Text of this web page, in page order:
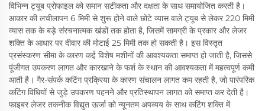
विभिन्न ट्यूब प्रोफाइल को समान सटीकता और दक्षता के साथ समायोजित करती है।
आकार की लचीलापन 6 मिमी से शुरू होने वाले छोटे व्यास वाले ट्यूब से लेकर 220 मिमी
व्यास तक के बड़े संरचनात्मक खंडों तक होता है, जिसमें सामग्री के प्रकार और लेजर
शक्ति के आधार पर दीवार की मोटाई 25 मिमी तक हो सकती है। इस विस्तृत
प्रसंस्करण सीमा के कारण कई विशेष मशीनों की आवश्यकता समाप्त हो जाती है, जिससे
पूंजीगत उपकरण लागत और कारखाने के फर्श के स्थान की आवश्यकता में महत्वपूर्ण कमी
आती है। गैर-संपर्क कटिंग प्रक्रिया के कारण संचालन लागत कम रहती है, जो पारंपरिक
कटिंग विधियों से जुड़े उपकरण पहनने और प्रतिस्थापन लागत को समाप्त कर देती है।
फाइबर लेजर तकनीक विद्युत ऊर्जा को न्यूनतम अपव्यय के साथ कटिंग शक्ति में